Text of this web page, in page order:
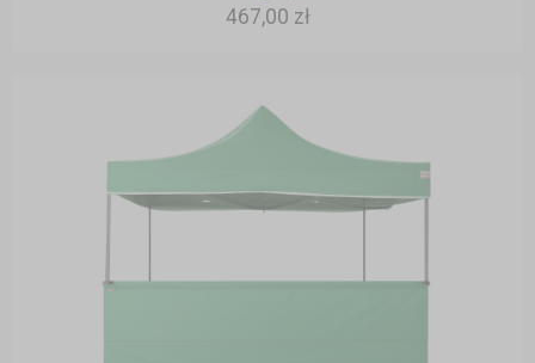
467,00 zł